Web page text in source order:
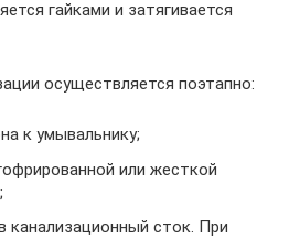
гайками и затягивается
осуществляется поэтапно:
к умывальнику;
или жесткой
канализационный сток. При